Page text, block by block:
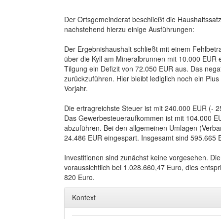
Der Ortsgemeinderat beschließt die
nachstehend hierzu einige Ausführungen:
Der Ergebnishaushalt schließt mit einem
über die Kyll am Mineralbrunnen mit 10.000
Tilgung ein Defizit von 72.050 EUR aus. Das
zurückzuführen. Hier bleibt lediglich noch ein
Vorjahr.
Die ertragreichste Steuer ist mit 240.000 EUR (-
Das Gewerbesteueraufkommen ist mit 104.000
abzuführen. Bei den allgemeinen Umlagen
24.486 EUR eingespart. Insgesamt sind 595.665
Investitionen sind zunächst keine vorgesehen.
voraussichtlich bei 1.028.660,47 Euro, dies
820 Euro.
Kontext